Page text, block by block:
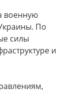
военную
По
силы
и